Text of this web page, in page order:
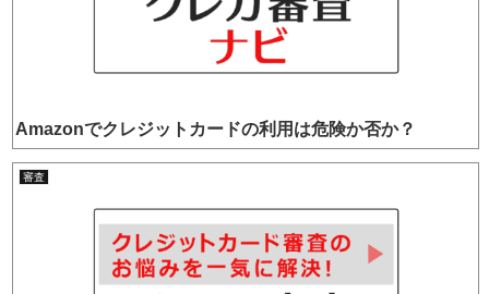
Amazonでクレジットカードの利用は危険か否か？
審査